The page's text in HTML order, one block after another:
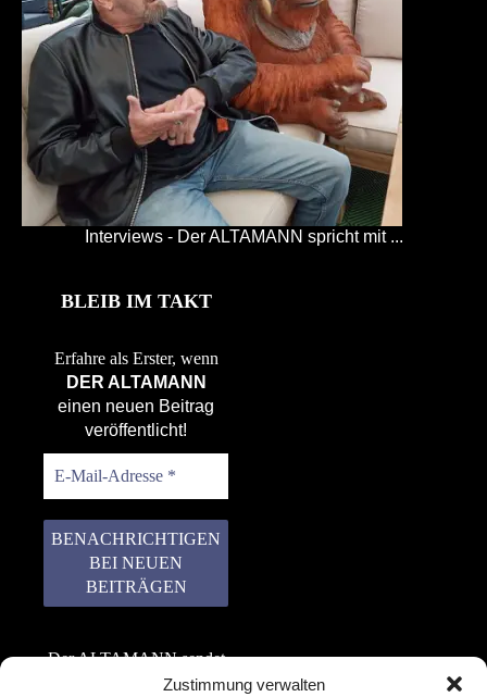
Zustimmung verwalten
Interviews - Der ALTAMANN spricht mit ...
BLEIB IM TAKT
Erfahre als Erster, wenn
DER ALTAMANN
einen neuen Beitrag
veröffentlicht!
Der ALTAMANN sendet
keinen Spam! Er gibt